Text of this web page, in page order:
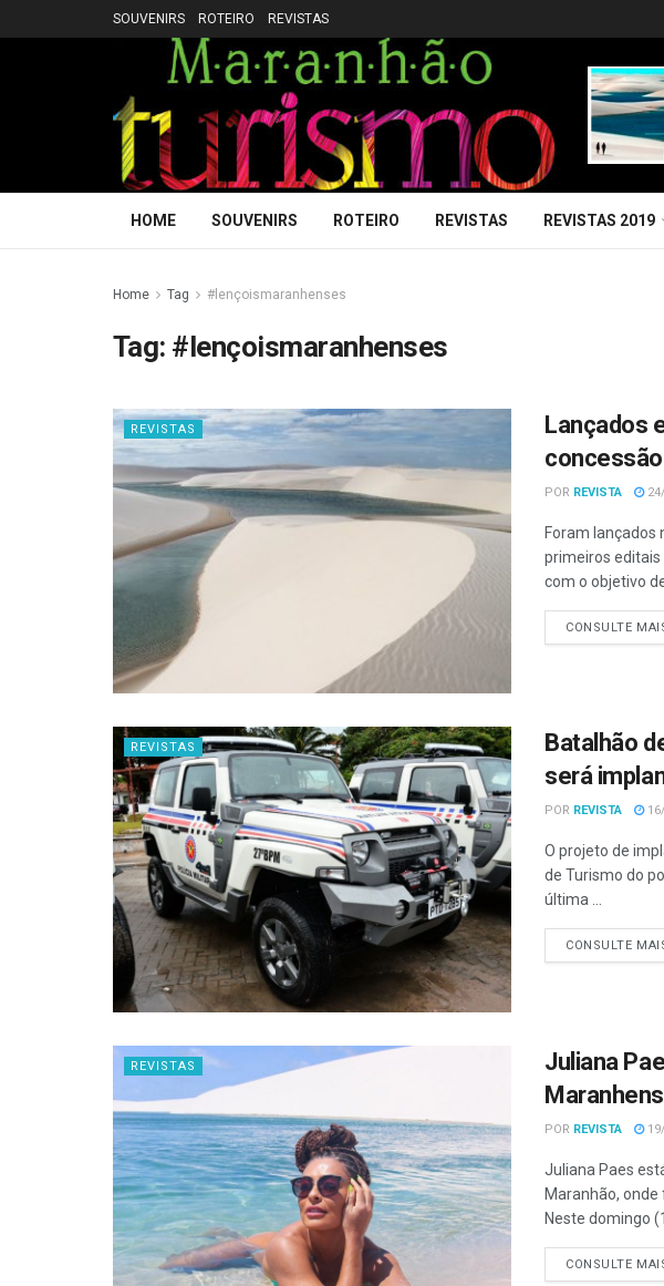
SOUVENIRS ROTEIRO REVISTAS
HOME SOUVENIRS ROTEIRO REVISTAS REVISTAS 2019
Home Tag #lençoismaranhenses
Tag: #lençoismaranhenses
REVISTAS
Lançados
POR REVISTA
Foram lançados
primeiros editais
com o objetivo de
CONSULTE
REVISTAS
Batalhão
será
POR REVISTA
O projeto de
de Turismo do
última ...
CONSULTE
REVISTAS
Juliana
POR REVISTA
Juliana Paes
Maranhão, onde
Neste domingo
CONSULTE